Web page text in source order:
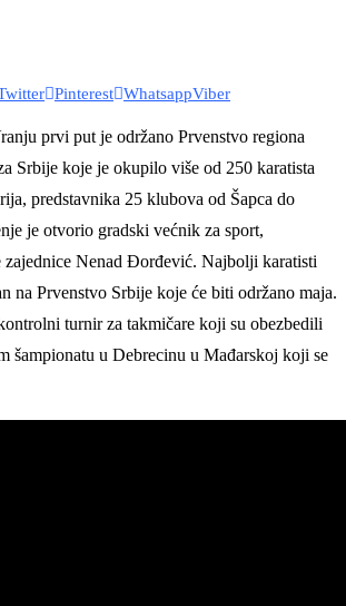
Pinterest WhatsappViber
prvi put je održano Prvenstvo regiona
Srbije koje je okupilo više od 250 karatista
predstavnika 25 klubova od Šapca do
je otvorio gradski većnik za sport,
zajednice Nenad Đorđević. Najbolji karatisti
na Prvenstvo Srbije koje će biti održano maja.
turnir za takmičare koji su obezbedili
šampionatu u Debrecinu u Mađarskoj koji se